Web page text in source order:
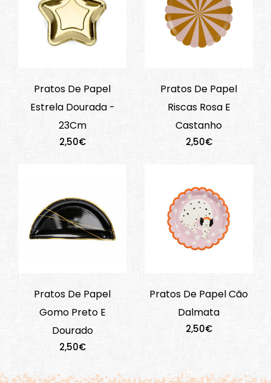
Pratos De Papel
Estrela Dourada -
23Cm
2,50€
Pratos De Papel
Riscas Rosa E
Castanho
2,50€
Pratos De Papel
Gomo Preto E
Dourado
2,50€
Pratos De Papel Cão
Dalmata
2,50€